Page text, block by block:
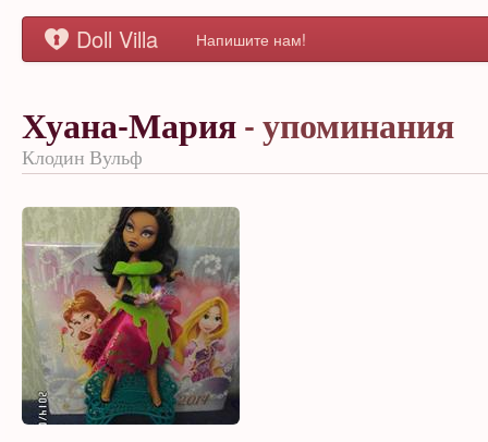
Doll Villa Напишите нам!
Хуана-Мария - упоминания
Клодин Вульф